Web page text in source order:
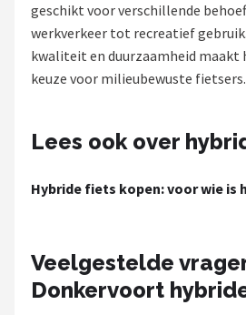
Basil
Volare
AXA
New Looxs
Schwalbe
geschikt voor verschillende
werkverkeer tot recreatief
kwaliteit en duurzaamheid maakt
keuze voor milieubewuste fietsers.
Lees ook over
Hybride fiets kopen: voor wie is
Veelgestelde
Donkervoort